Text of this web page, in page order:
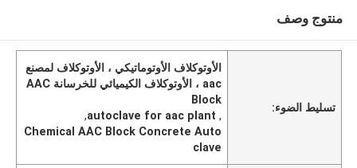
منتوج وصف
تسليط الضوء:
الأوتوكلاف الأوتوماتيكي ، الأوتوكلاف لمصنع
aac ، الأوتوكلاف الكيميائي للخرسانة AAC
Block
,
autoclave for aac plant
,
Chemical AAC Block Concrete Auto
clave